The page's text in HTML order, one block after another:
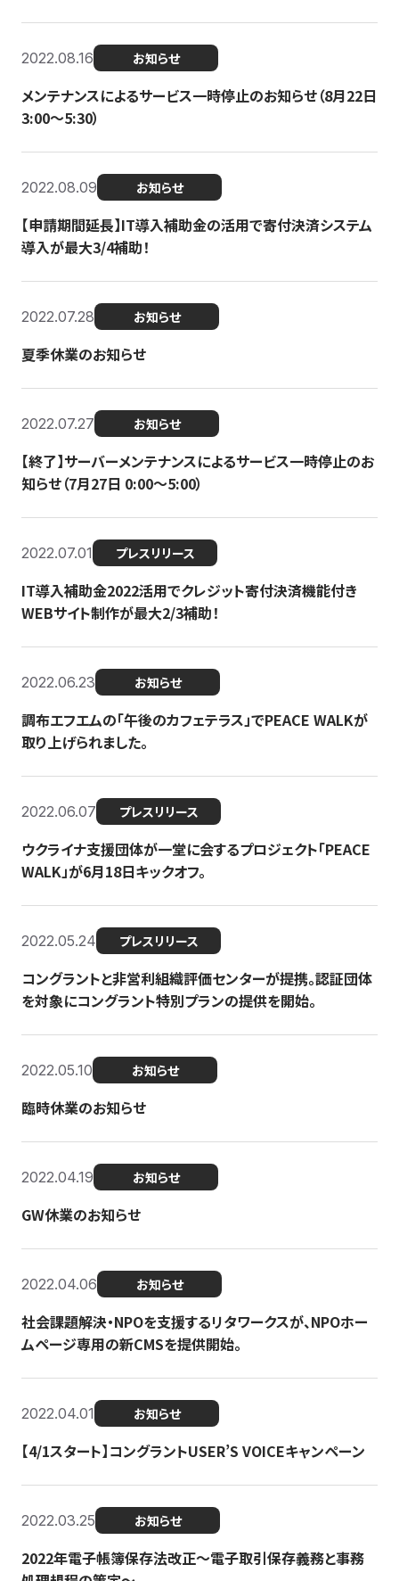
2022.08.16 お知らせ
メンテナンスによるサービス一時停止のお知らせ（8月22日
3:00〜5:30）
2022.08.09 お知らせ
【申請期間延長】IT導入補助金の活用で寄付決済システム
導入が最大3/4補助！
2022.07.28 お知らせ
夏季休業のお知らせ
2022.07.27 お知らせ
【終了】サーバーメンテナンスによるサービス一時停止のお
知らせ（7月27日 0:00〜5:00）
2022.07.01 プレスリリース
IT導入補助金2022活用でクレジット寄付決済機能付き
WEBサイト制作が最大2/3補助！
2022.06.23 お知らせ
調布エフエムの「午後のカフェテラス」でPEACE WALKが
取り上げられました。
2022.06.07 プレスリリース
ウクライナ支援団体が一堂に会するプロジェクト「PEACE
WALK」が6月18日キックオフ。
2022.05.24 プレスリリース
コングラントと非営利組織評価センターが提携。認証団体
を対象にコングラント特別プランの提供を開始。
2022.05.10 お知らせ
臨時休業のお知らせ
2022.04.19 お知らせ
GW休業のお知らせ
2022.04.06 お知らせ
社会課題解決・NPOを支援するリタワークスが、NPOホー
ムページ専用の新CMSを提供開始。
2022.04.01 お知らせ
【4/1スタート】コングラントUSER’S VOICEキャンペーン
2022.03.25 お知らせ
2022年電子帳簿保存法改正～電子取引保存義務と事務